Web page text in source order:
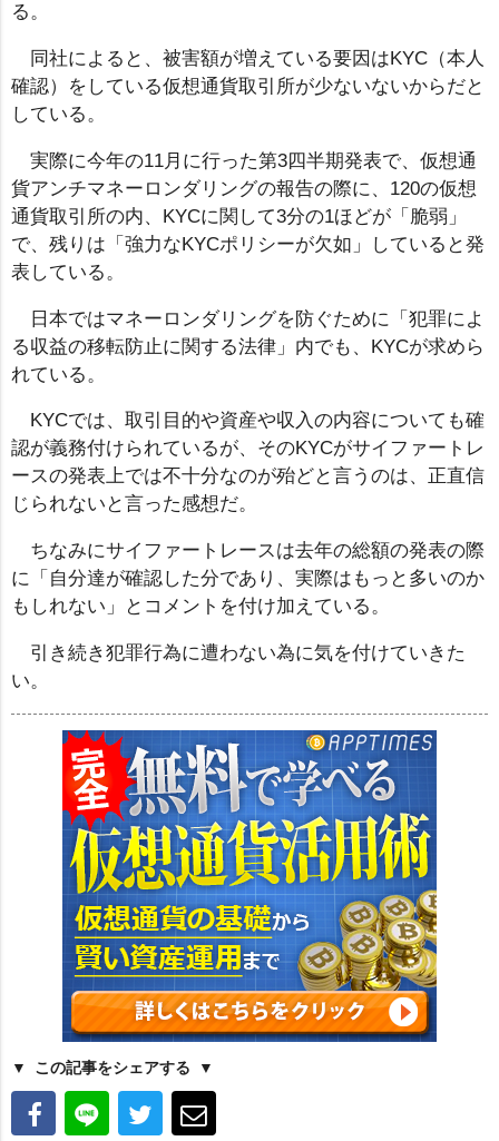
る。
同社によると、被害額が増えている要因はKYC（本人
確認）をしている仮想通貨取引所が少ないないからだと
している。
実際に今年の11月に行った第3四半期発表で、仮想通
貨アンチマネーロンダリングの報告の際に、120の仮想
通貨取引所の内、KYCに関して3分の1ほどが「脆弱」
で、残りは「強力なKYCポリシーが欠如」していると発
表している。
日本ではマネーロンダリングを防ぐために「犯罪によ
る収益の移転防止に関する法律」内でも、KYCが求めら
れている。
KYCでは、取引目的や資産や収入の内容についても確
認が義務付けられているが、そのKYCがサイファートレ
ースの発表上では不十分なのが殆どと言うのは、正直信
じられないと言った感想だ。
ちなみにサイファートレースは去年の総額の発表の際
に「自分達が確認した分であり、実際はもっと多いのか
もしれない」とコメントを付け加えている。
引き続き犯罪行為に遭わない為に気を付けていきた
い。
この記事をシェアする